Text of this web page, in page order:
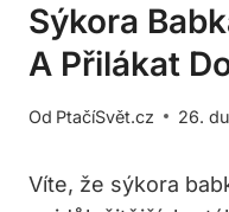
Sýkora
A Přilákat
Od PtačíSvět.cz 26.
Víte, že sýkora